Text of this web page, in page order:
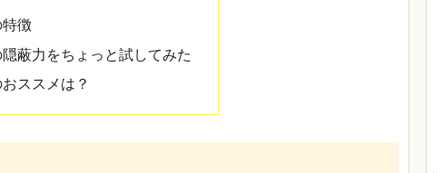
徴
蔽力をちょっと試してみた
ススメは？